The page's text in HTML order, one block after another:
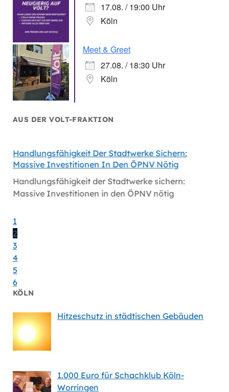
17.08. / 19:00 Uhr
Köln
Meet & Greet
27.08. / 18:30 Uhr
Köln
AUS DER VOLT-FRAKTION
Handlungsfähigkeit Der Stadtwerke Sichern:
Massive Investitionen In Den ÖPNV Nötig
Handlungsfähigkeit der Stadtwerke sichern:
Massive Investitionen in den ÖPNV nötig
1
2
3
4
5
6
KÖLN
Hitzeschutz in städtischen Gebäuden
1.000 Euro für Schachklub Köln-
Worringen